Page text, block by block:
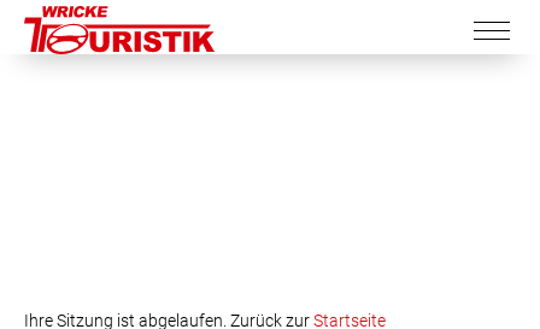
Ihre Sitzung ist abgelaufen. Zurück zurStartseite